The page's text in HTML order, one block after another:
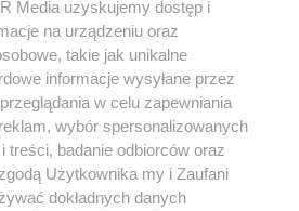
Media uzyskujemy dostęp i
na urządzeniu oraz
takie jak unikalne
informacje wysyłane przez
w celu zapewniania
wybór spersonalizowanych
treści, badanie odbiorców oraz
Użytkownika my i Zaufani
dokładnych danych